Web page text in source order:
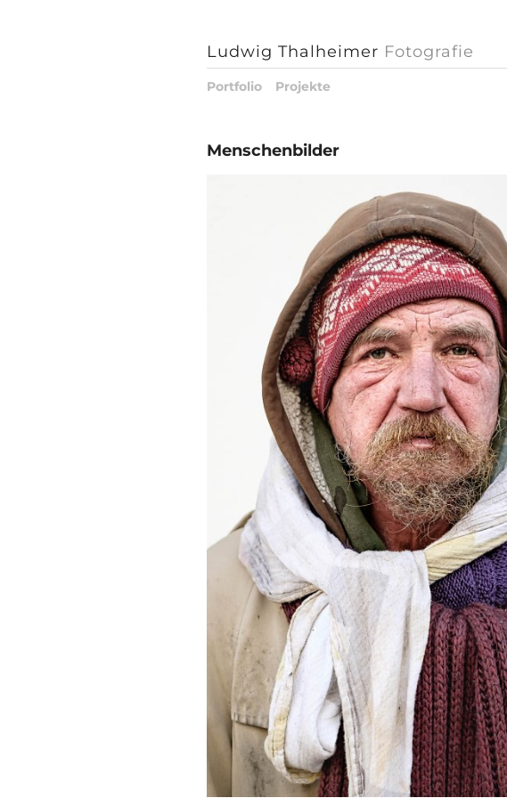
Ludwig Thalheimer Fotografie
Portfolio Projekte
Menschenbilder